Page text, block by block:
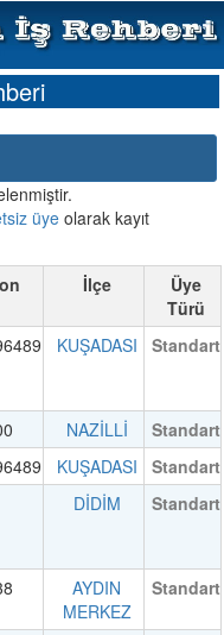
üye olarak kayıt
İlçe
Üye
Türü
KUŞADASI Standart
NAZİLLİ
Standart
KUŞADASI
Standart
DİDİM Standart
AYDIN
MERKEZ
Standart